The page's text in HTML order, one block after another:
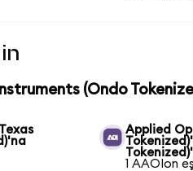
(Ondo
Applied
1 AAOIon